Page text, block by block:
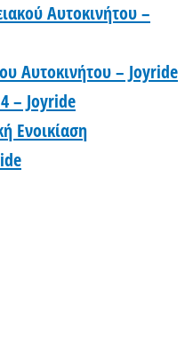
Αυτοκινήτου –
Αυτοκινήτου – Joyride
– Joyride
Ενοικίαση